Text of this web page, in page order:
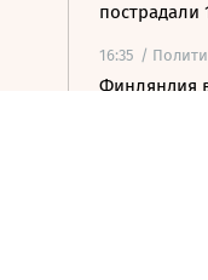
пострадали
16:35 /
Финляндия